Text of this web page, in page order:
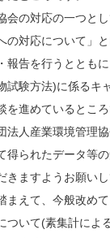
会の対応の一つと
の対応について」
報告を行うととも
試験方法)に係るキ
を進めているとこ
法人産業環境管理
得られたデータ等
きますようお願いし
まえて、今般改め
ついて(素集計によ